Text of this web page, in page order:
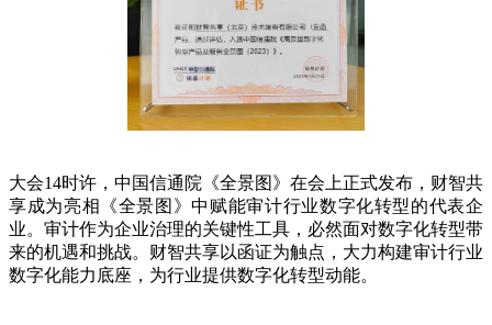
大会14时许，中国信通院《全景图》在会上正式发布，财智共
享成为亮相《全景图》中赋能审计行业数字化转型的代表企
业。审计作为企业治理的关键性工具，必然面对数字化转型带
来的机遇和挑战。财智共享以函证为触点，大力构建审计行业
数字化能力底座，为行业提供数字化转型动能。